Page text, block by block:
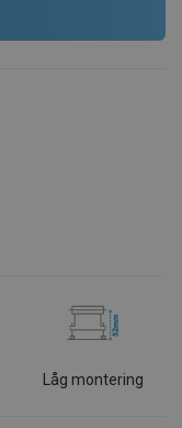
Låg montering